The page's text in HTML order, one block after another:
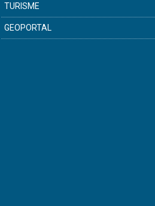
TURISME
GEOPORTAL